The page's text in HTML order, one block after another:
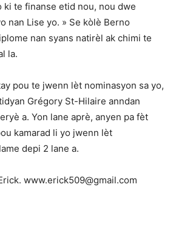
ki te finanse etid nou, nou dwe
nan Lise yo. » Se kòlè Berno
nan syans natirèl ak chimi te
la.
pou te jwenn lèt nominasyon sa yo,
Grégory St-Hilaire anndan
a. Yon lane aprè, anyen pa fèt
kamarad li yo jwenn lèt
depi 2 lane a.
www.erick509@gmail.com